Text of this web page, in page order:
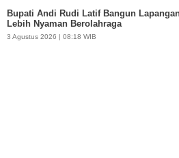
Bupati Andi Rudi Latif Bangun
Lebih Nyaman Berolahraga
3 Agustus 2026 | 08:18 WIB